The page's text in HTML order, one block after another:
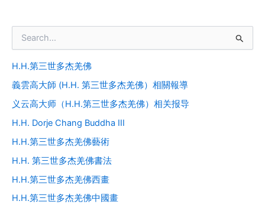
r
h
f
r
:
H.H.第三世多杰羌佛
義雲高大師 (H.H. 第三世多杰羌佛）相關報導
义云高大师（H.H.第三世多杰羌佛）相关报导
H.H. Dorje Chang Buddha III
H.H.第三世多杰羌佛藝術
H.H. 第三世多杰羌佛書法
H.H.第三世多杰羌佛西畫
H.H.第三世多杰羌佛中國畫